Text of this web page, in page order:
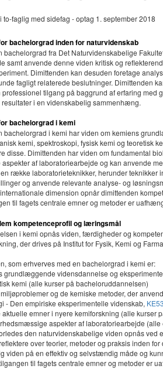
to-faglig med sidefag - optag 1. september 2018
bachelorgrad inden for naturvidenskab
bachelorgrad fra Det Naturvidenskabelige
samt anvende denne viden kritisk og
Dimittenden kan desuden foretage
fagligt relaterede beslutninger. Dimittenden
tilgang på baggrund af erfaring
i en videnskabelig sammenhæng.
bachelorgrad i kemi
bachelorgrad i kemi har viden om kemiens
kemi, spektroskopi, fysisk kemi og teoretisk
disse. Dimittenden har viden om fundamental
af laboratoriearbejde og kan anvende
række laboratorieteknikker, herunder teknikker
og anvende relevante analyse- og
dimension opnår dimittenden
til fagets centrale emner og metoder er
kompetenceprofil og læringsmål
i kemi opnås viden, færdigheder og
der drives på Institut for Fysik, Kemi og
som erhverves med en bachelorgrad i kemi er:
grundlæggende vidensdannelse og
kemi (alle kurser på bacheloruddannelsen)
og de kemiske metoder, der
- Den empiriske eksperimentelle videnskab,
aktuelle emner i nyere kemiforskning (alle
aspekter af laboratoriearbejde
den naturvidenskabelige viden opnås ved
over teorier, metoder og praksis inden
viden på en effektiv og selvstændig måde og
til fagets centrale emner og metoder er